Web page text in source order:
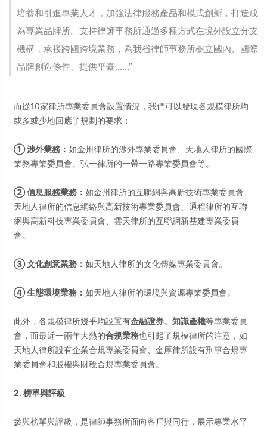
培養和引進專業人才，加強法律服務產品和模式創新，打造成
為專業品牌所。支持律師事務所通過多種方式在境外設立分支
機構，承接跨國跨境業務，為我省律師事務所樹立國內、國際
品牌創造條件、提供平臺……”
而從10家律所專業委員會設置情況，我們可以發現各規模律所均
或多或少地回應了規劃的要求：
① 涉外業務： 如金州律所的涉外專業委員會、天地人律所的國際
業務專業委員會、弘一律所的一帶一路專業委員會等。
② 信息服務業務： 如金州律所的互聯網與高新技術專業委員會、
天地人律所的信息網絡與高新技術專業委員會、通程律所的互聯
網與高新科技專業委員會、雲天律所的互聯網新基建專業委員
會。
③ 文化創意業務： 如天地人律所的文化傳媒專業委員會。
④ 生態環境業務： 如天地人律所的環境與資源專業委員會。
此外，各規模律所幾乎均設置有金融證券、知識產權等專業委員
會，而最近一兩年大熱的合規業務也引起了規模律所的注意，如
天地人律所設有企業合規專業委員會、金厚律所設有刑事合規專
業委員會和股權與財稅合規專業委員會。
2. 榜單與評級
參與榜單與評級，是律師事務所面向客戶與同行，展示專業水平